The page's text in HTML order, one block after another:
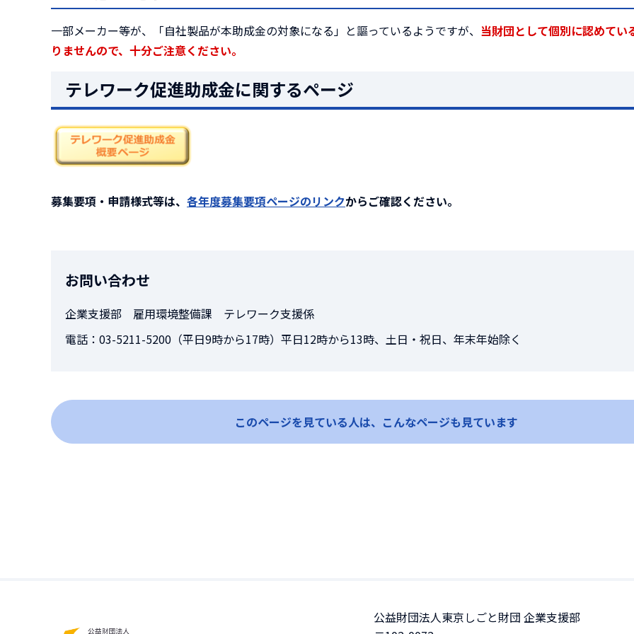
一部メーカー等が、「自社製品が本助成金の対象になる」と謳っているようですが、 当財団として個別に認めてい
りませんので、十分ご注意ください。
テレワーク促進助成金に関するページ
募集要項・申請様式等は、 各年度募集要項ページのリンクからご確認ください。
お問い合わせ
企業支援部 雇用環境整備課 テレワーク支援係
電話：03-5211-5200（平日9時から17時）平日12時から13時、土日・祝日、年末年始除く
このページを見ている人は、 こんなページも見ています
公益財団法人東京しごと財団 企業支援部